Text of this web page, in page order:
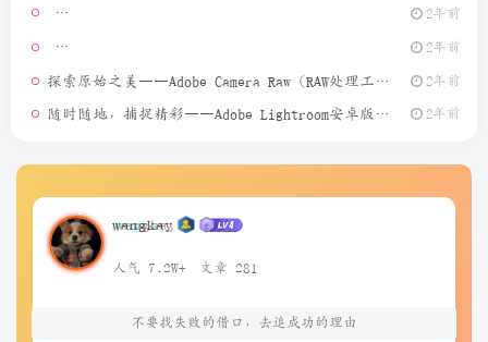
2年前
模拟定位
2年前
探索原始之美——Adobe Camera Raw（RAW处理工具）介绍 2年前
随时随地，捕捉精彩——Adobe Lightroom安卓版介绍 2年前
wangkay
人气 7.2W+ 文章 281
不要找失败的借口，去追成功的理由